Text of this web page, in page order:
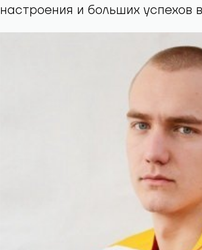
настроения и больших успехов